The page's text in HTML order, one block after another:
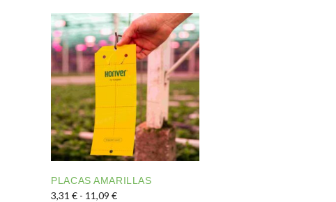
desde 58,73 € hasta 157,63 €
PLACAS AMARILLAS
3,31€ - 11,09€Rango de precios: desde 3,31 € hasta 11,09 €